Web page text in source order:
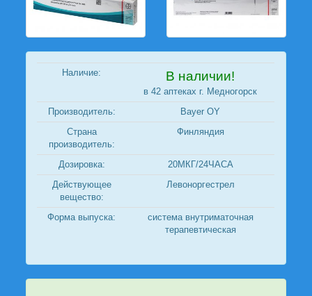
Наличие: В наличии!
в 42 аптеках г. Медногорск
Производитель:
Bayer OY
Страна
производитель:
Финляндия
Дозировка:
20МКГ/24ЧАСА
Действующее
вещество:
Левоноргестрел
Форма выпуска:
система внутриматочная
терапевтическая